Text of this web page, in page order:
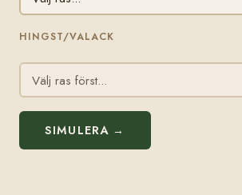
HINGST/VALACK
SIMULERA →